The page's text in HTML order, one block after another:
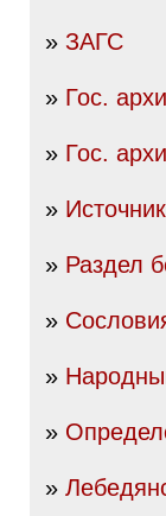
» ЗАГС
» Гос.
» Гос.
»
» Раздел
»
»
»
»